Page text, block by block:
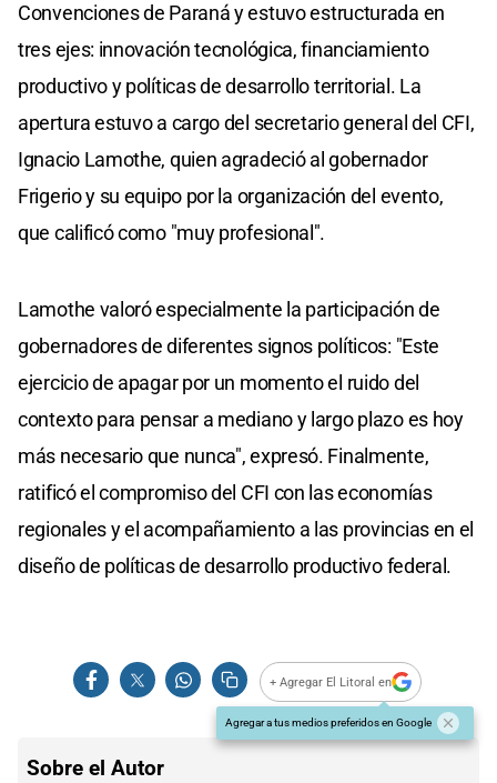
Convenciones de Paraná y estuvo estructurada en
tres ejes: innovación tecnológica, financiamiento
productivo y políticas de desarrollo territorial. La
apertura estuvo a cargo del secretario general del CFI,
Ignacio Lamothe, quien agradeció al gobernador
Frigerio y su equipo por la organización del evento,
que calificó como "muy profesional".
Lamothe valoró especialmente la participación de
gobernadores de diferentes signos políticos: "Este
ejercicio de apagar por un momento el ruido del
contexto para pensar a mediano y largo plazo es hoy
más necesario que nunca", expresó. Finalmente,
ratificó el compromiso del CFI con las economías
regionales y el acompañamiento a las provincias en el
diseño de políticas de desarrollo productivo federal.
+ Agregar El Litoral en
Agregar a tus medios preferidos en Google
Sobre el Autor